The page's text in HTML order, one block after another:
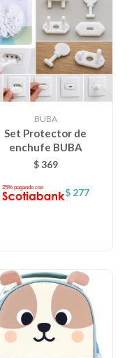
BUBA
Set Protector de
enchufe BUBA
$ 369
$ 277